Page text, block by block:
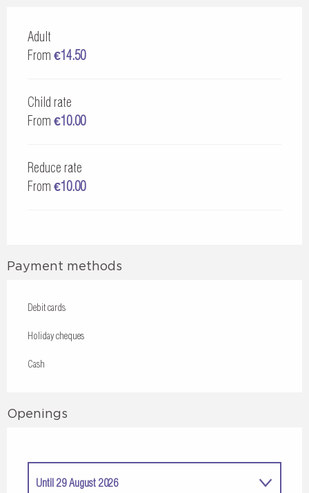
Adult
From €14.50
Child rate
From €10.00
Reduce rate
From €10.00
Payment methods
Debit cards
Holiday cheques
Cash
Openings
Until 29 August 2026